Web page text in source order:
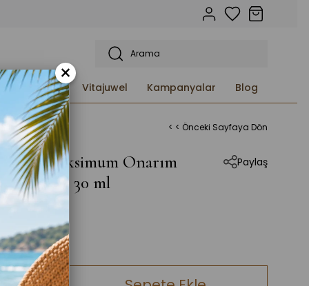
ve
Vitajuwel Kampanyalar Blog
< < Önceki Sayfaya Dön
Maksimum Onarım
Serumu 30 ml
Paylaş
×